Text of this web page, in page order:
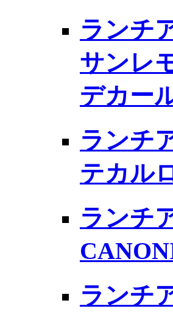
ランチ
サンレ
デカー
ランチ
テカル
ランチ
ランチ